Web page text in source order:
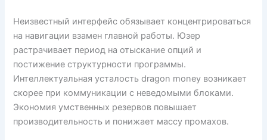
Неизвестный интерфейс обязывает концентрироваться
на навигации взамен главной работы. Юзер
растрачивает период на отыскание опций и
постижение структурности программы.
Интеллектуальная усталость dragon money возникает
скорее при коммуникации с неведомыми блоками.
Экономия умственных резервов повышает
производительность и понижает массу промахов.